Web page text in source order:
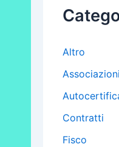
Altro
Associazioni
Contratti
Fisco